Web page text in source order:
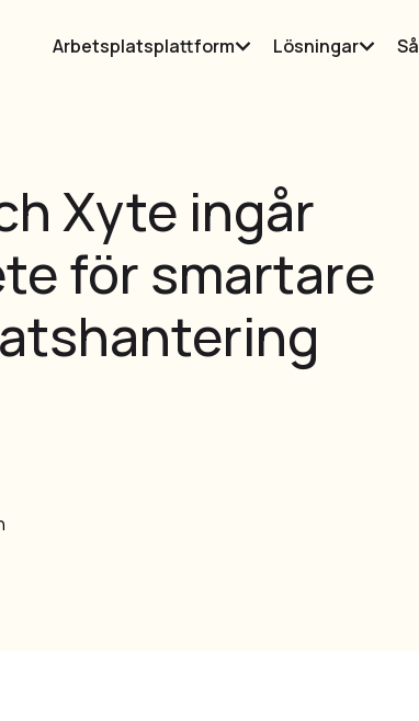
Arbetsplatsplattform Lösningar
Xyte ingår
för smartare